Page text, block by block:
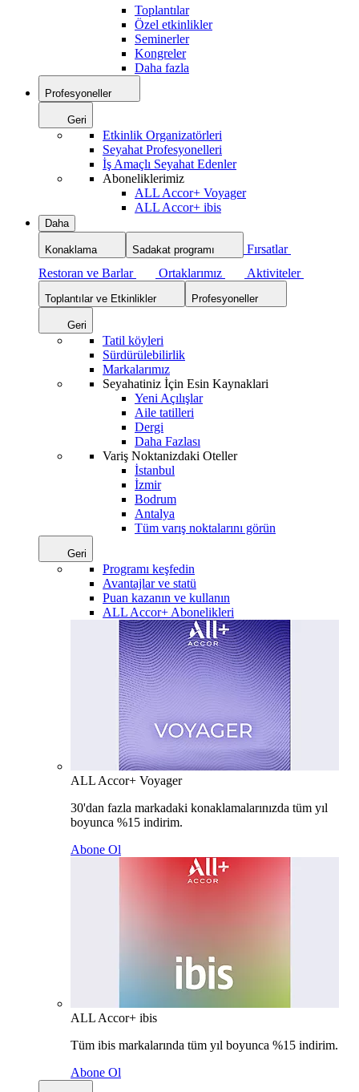
Toplantılar
Özel etkinlikler
Seminerler
Kongreler
Daha fazla
Profesyoneller
Geri
Etkinlik Organizatörleri
Seyahat Profesyonelleri
İş Amaçlı Seyahat Edenler
Aboneliklerimiz
ALL Accor+ Voyager
ALL Accor+ ibis
Daha
Konaklama Sadakat programı
Fırsatlar
Restoran ve Barlar
Ortaklarımız Aktiviteler
Toplantılar ve Etkinlikler Profesyoneller
Geri
Tatil köyleri
Sürdürülebilirlik
Markalarımız
Seyahatiniz İçin Esin Kaynaklari
Yeni Açılışlar
Aile tatilleri
Dergi
Daha Fazlası
Variş Noktanizdaki Oteller
İstanbul
İzmir
Bodrum
Antalya
Tüm varış noktalarını görün
Geri
Programı keşfedin
Avantajlar ve statü
Puan kazanın ve kullanın
ALL Accor+ Abonelikleri
ALL Accor+ Voyager
30'dan fazla markadaki konaklamalarınızda tüm yıl
boyunca %15 indirim.
Abone Ol
ALL Accor+ ibis
Tüm ibis markalarında tüm yıl boyunca %15 indirim.
Abone Ol